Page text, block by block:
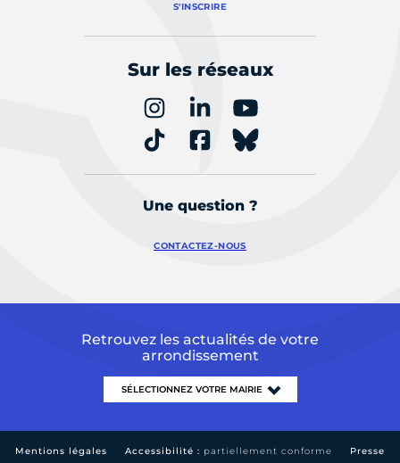
S'INSCRIRE
Sur les réseaux
Une question ?
CONTACTEZ-NOUS
Retrouvez les actualités de votre
arrondissement
Mentions légales Accessibilité : partiellement conforme Presse